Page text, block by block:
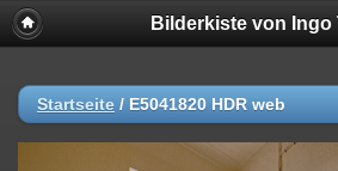
Bilderkiste von Ingo
Startseite / E5041820 HDR web